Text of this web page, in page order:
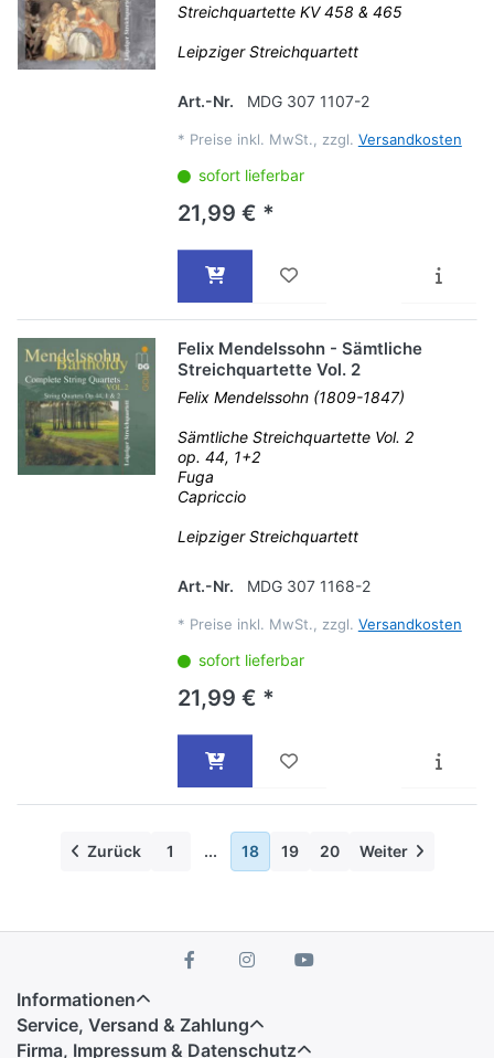
Streichquartette KV 458 & 465
Leipziger Streichquartett
Art.-Nr. MDG 307 1107-2
* Preise inkl. MwSt., zzgl. Versandkosten
sofort lieferbar
21,99 € *
Felix Mendelssohn - Sämtliche
Streichquartette Vol. 2
Felix Mendelssohn (1809-1847)
Sämtliche Streichquartette Vol. 2
op. 44, 1+2
Fuga
Capriccio
Leipziger Streichquartett
Art.-Nr. MDG 307 1168-2
* Preise inkl. MwSt., zzgl. Versandkosten
sofort lieferbar
21,99 € *
Zurück 1 ... 18 19 20 Weiter
Informationen
Service, Versand & Zahlung
Firma, Impressum & Datenschutz